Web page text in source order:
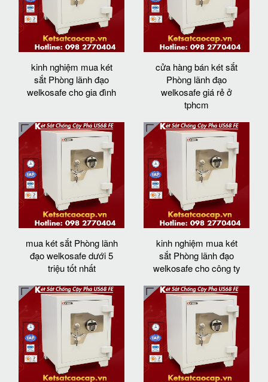
kinh nghiệm mua két
sắt Phòng lãnh đạo
welkosafe cho gia đình
cửa hàng bán két sắt
Phòng lãnh đạo
welkosafe giá rẻ ở
tphcm
mua két sắt Phòng lãnh
đạo welkosafe dưới 5
triệu tốt nhất
kinh nghiệm mua két
sắt Phòng lãnh đạo
welkosafe cho công ty